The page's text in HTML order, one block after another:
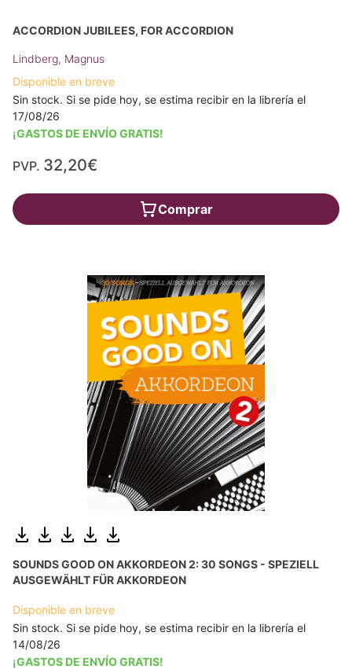
ACCORDION JUBILEES, FOR ACCORDION
Lindberg, Magnus
Disponible en breve
Sin stock. Si se pide hoy, se estima recibir en la librería el
17/08/26
¡GASTOS DE ENVÍO GRATIS!
PVP. 32,20€
Comprar
SOUNDS GOOD ON AKKORDEON 2: 30 SONGS - SPEZIELL
AUSGEWÄHLT FÜR AKKORDEON
Disponible en breve
Sin stock. Si se pide hoy, se estima recibir en la librería el
14/08/26
¡GASTOS DE ENVÍO GRATIS!